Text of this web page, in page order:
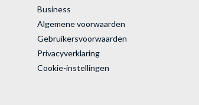
Business
Algemene voorwaarden
Gebruikersvoorwaarden
Privacyverklaring
Cookie-instellingen